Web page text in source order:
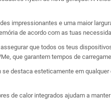
impressionantes e uma maior
de acordo com as tuas
que todos os teus
que garantem tempos de
destaca esteticamente em
de calor integrados ajudam a